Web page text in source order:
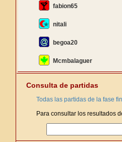
fabion65
nitali
begoa20
Mcmbalaguer
Consulta de partidas
Todas las partidas de la fase
Para consultar los resultados